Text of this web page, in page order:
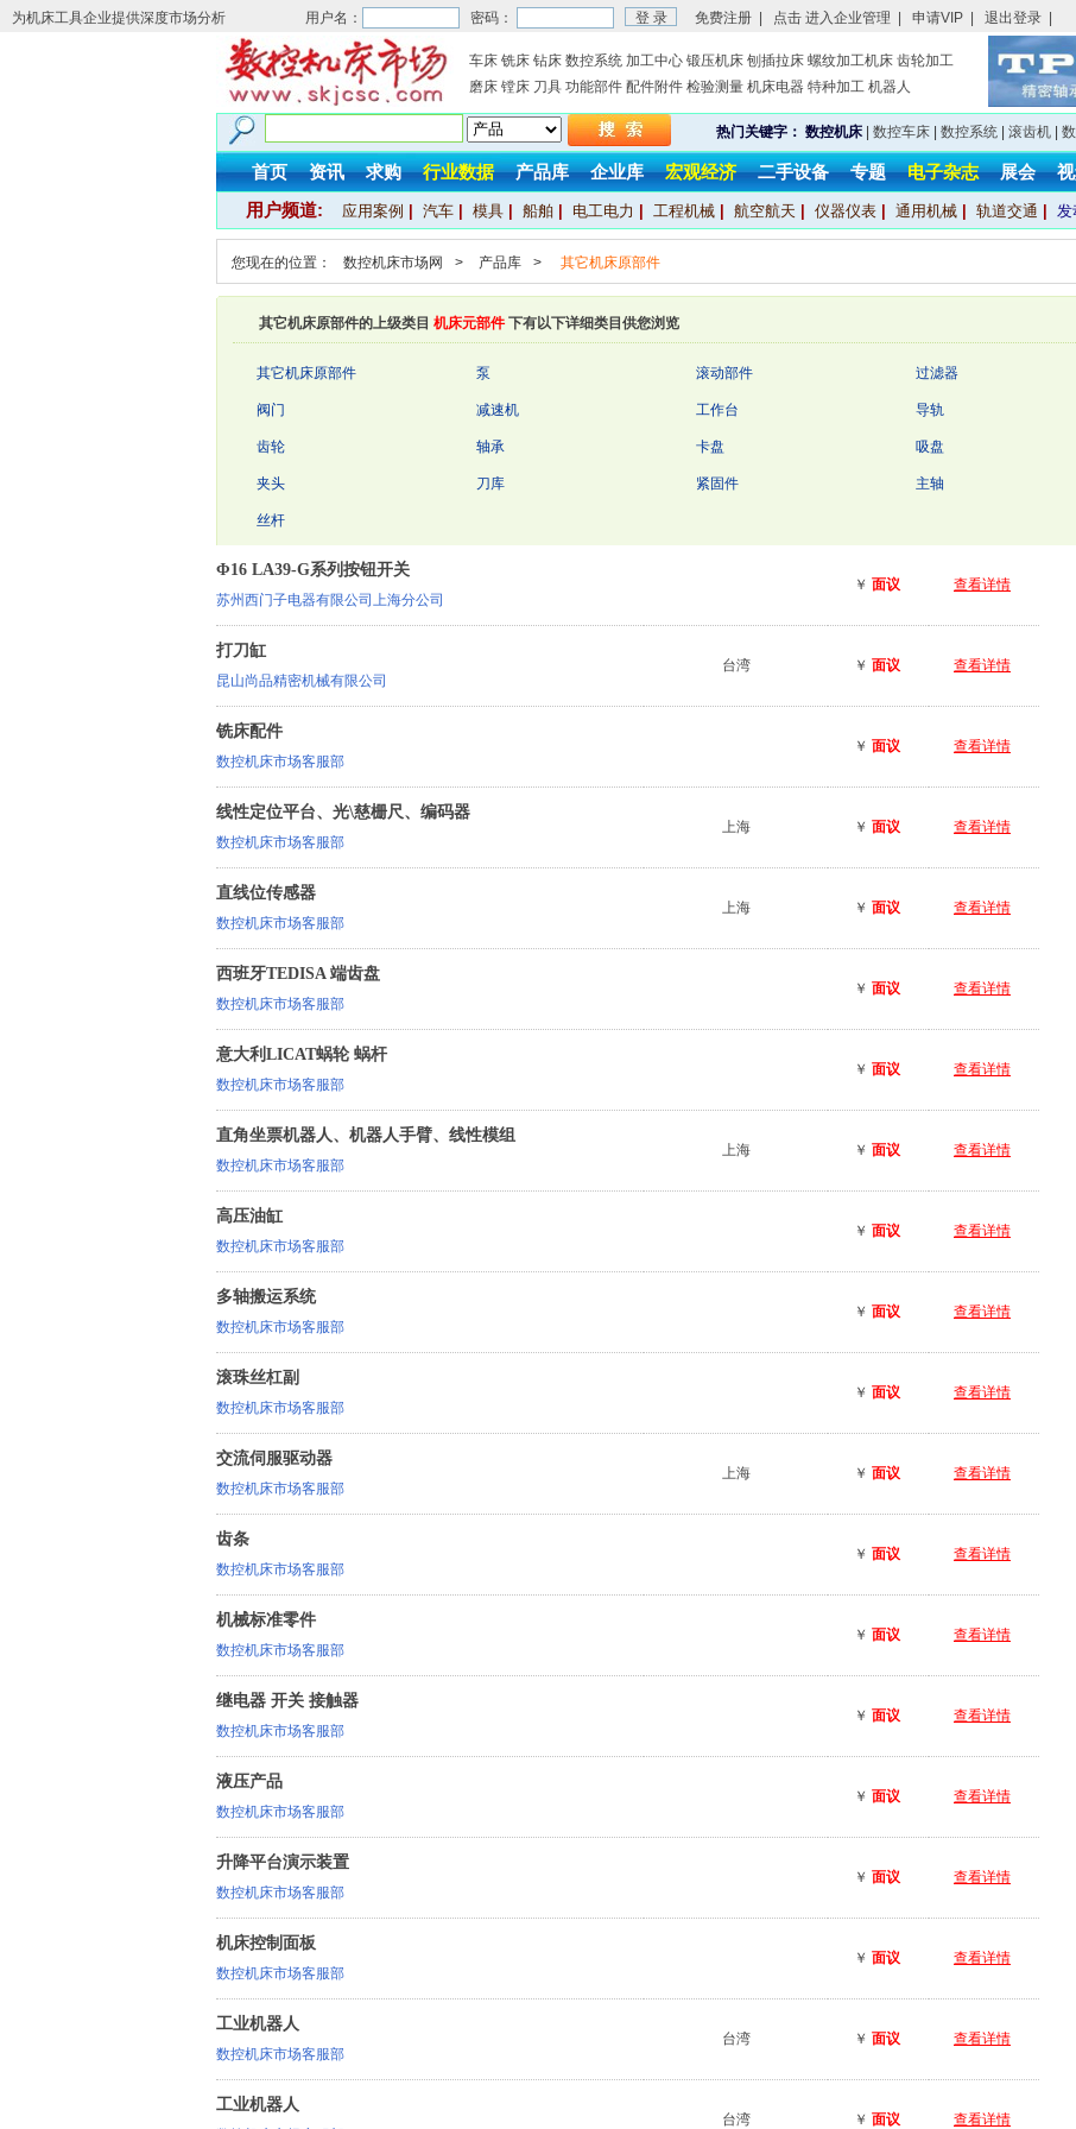
为机床工具企业提供深度市场分析 用户名： 密码： 免费注册 点击 进入企业管理 申请VIP 退出登录
车床 铣床 钻床 数控系统 加工中心 锻压机床 刨插拉床 螺纹加工机床 齿轮加工
磨床 镗床 刀具 功能部件 配件附件 检验测量 机床电器 特种加工 机器人
热门关键字： 数控机床| 数控车床| 数控系统| 滚齿机|
首页 资讯 求购 行业数据 产品库 企业库 宏观经济 二手设备 专题 电子杂志 展会
用户频道: 应用案例 汽车 模具 船舶 电工电力 工程机械 航空航天 仪器仪表 通用机械 轨道交通 发
您现在的位置： 数控机床市场网 > 产品库 > 其它机床原部件
其它机床原部件的上级类目 机床元部件 下有以下详细类目供您浏览
其它机床原部件 泵 滚动部件 过滤器
阀门 减速机 工作台 导轨
齿轮 轴承 卡盘 吸盘
夹头 刀库 紧固件 主轴
丝杆
Φ16 LA39-G系列按钮开关
苏州西门子电器有限公司上海分公司
￥ 面议 查看详情
打刀缸
昆山尚品精密机械有限公司
台湾 ￥ 面议 查看详情
铣床配件
数控机床市场客服部
￥ 面议 查看详情
线性定位平台、光\慈栅尺、编码器
数控机床市场客服部
上海 ￥ 面议 查看详情
直线位传感器
数控机床市场客服部
上海 ￥ 面议 查看详情
西班牙TEDISA 端齿盘
数控机床市场客服部
￥ 面议 查看详情
意大利LICAT蜗轮 蜗杆
数控机床市场客服部
￥ 面议 查看详情
直角坐票机器人、机器人手臂、线性模组
数控机床市场客服部
上海 ￥ 面议 查看详情
高压油缸
数控机床市场客服部
￥ 面议 查看详情
多轴搬运系统
数控机床市场客服部
￥ 面议 查看详情
滚珠丝杠副
数控机床市场客服部
￥ 面议 查看详情
交流伺服驱动器
数控机床市场客服部
上海 ￥ 面议 查看详情
齿条
数控机床市场客服部
￥ 面议 查看详情
机械标准零件
数控机床市场客服部
￥ 面议 查看详情
继电器 开关 接触器
数控机床市场客服部
￥ 面议 查看详情
液压产品
数控机床市场客服部
￥ 面议 查看详情
升降平台演示装置
数控机床市场客服部
￥ 面议 查看详情
机床控制面板
数控机床市场客服部
￥ 面议 查看详情
工业机器人
数控机床市场客服部
台湾 ￥ 面议 查看详情
工业机器人
台湾 ￥ 面议 查看详情